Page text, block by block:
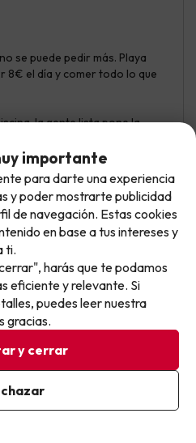
se puede pedir más. Playa
8€ el día y comer todo lo que
la gente lista pone la
8.6
por calidad precio.
al siguiente.
pero cada día lanzamos
viajar mejor y pagar
no se te escape.
suscrito
y estar de acuerdo con la
importante
para darte una experiencia
y poder mostrarte publicidad
de navegación. Estas cookies
en base a tus intereses y
ti.
harás que te podamos
eficiente y relevante. Si
puedes leer nuestra
gracias.
y cerrar